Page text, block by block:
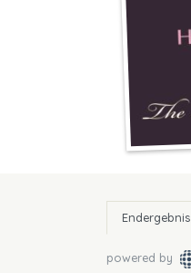
Endergebnis
powered by